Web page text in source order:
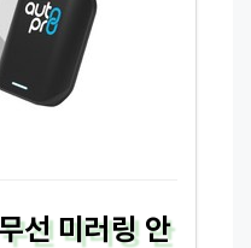
선 미러링 안